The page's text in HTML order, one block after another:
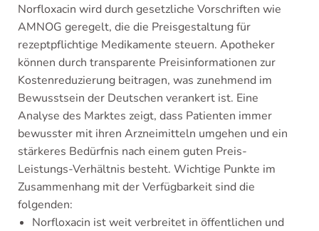
Norfloxacin wird durch gesetzliche Vorschriften wie
AMNOG geregelt, die die Preisgestaltung für
rezeptpflichtige Medikamente steuern. Apotheker
können durch transparente Preisinformationen zur
Kostenreduzierung beitragen, was zunehmend im
Bewusstsein der Deutschen verankert ist. Eine
Analyse des Marktes zeigt, dass Patienten immer
bewusster mit ihren Arzneimitteln umgehen und ein
stärkeres Bedürfnis nach einem guten Preis-
Leistungs-Verhältnis besteht. Wichtige Punkte im
Zusammenhang mit der Verfügbarkeit sind die
folgenden:
Norfloxacin ist weit verbreitet in öffentlichen und